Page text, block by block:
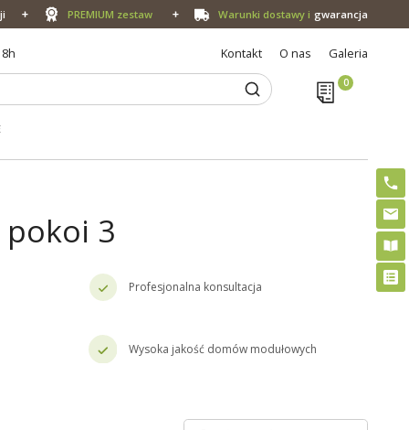
PREMIUM zestaw Warunki dostawy i gwarancja
Kontakt O nas Galeria
pokoi 3
Profesjonalna konsultacja
Wysoka jakość domów modułowych